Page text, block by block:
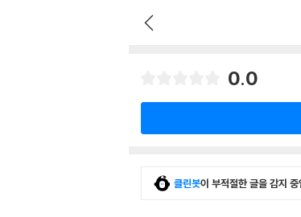
0.0
클린봇이 부적절한 글을 감지 중